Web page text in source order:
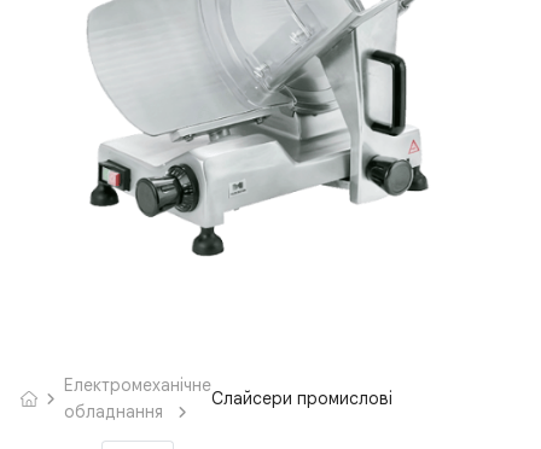
Електромеханічне
обладнання
Слайсери промислові